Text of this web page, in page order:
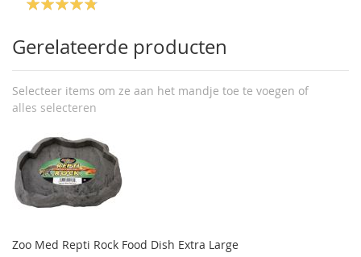
Gerelateerde producten
Selecteer items om ze aan het mandje toe te voegen of
alles selecteren
Zoo Med Repti Rock Food Dish Extra Large